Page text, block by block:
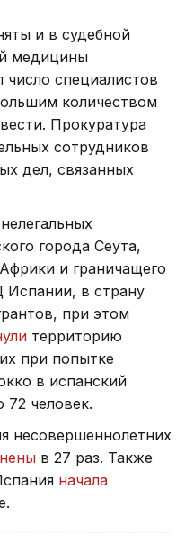
и в судебной
медицины
число специалистов
количеством
Прокуратура
сотрудников
дел, связанных
города Сеута,
и граничащего
в страну
при этом
территорию
при попытке
в испанский
72 человек.
несовершеннолетних
в 27 раз. Также
начала